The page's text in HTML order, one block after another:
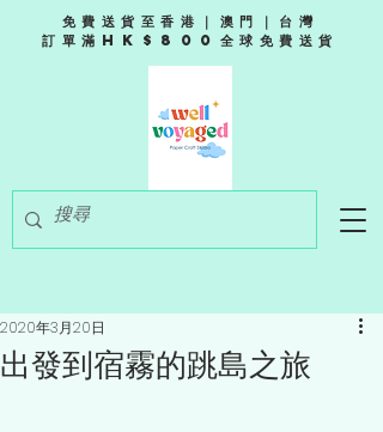
免費送貨至香港｜澳門｜台灣
訂單滿HK$800全球免費送貨
出發到宿霧的跳島之旅
2020年3月20日